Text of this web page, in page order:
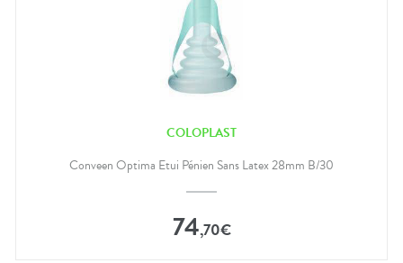
COLOPLAST
Conveen Optima Etui Pénien Sans Latex 28mm B/30
74,70€